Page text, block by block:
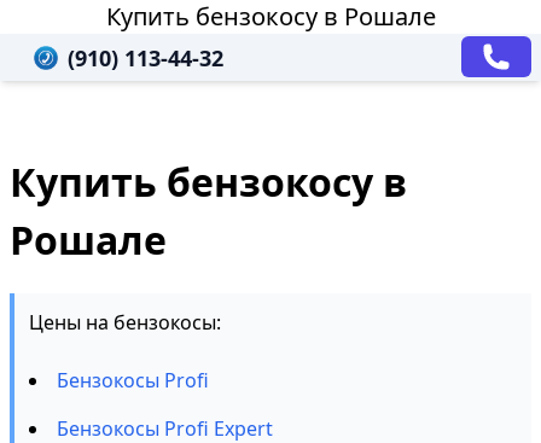
Купить бензокосу в Рошале
(910) 113-44-32
Купить бензокосу в
Рошале
Цены на бензокосы:
Бензокосы Profi
Бензокосы Profi Expert